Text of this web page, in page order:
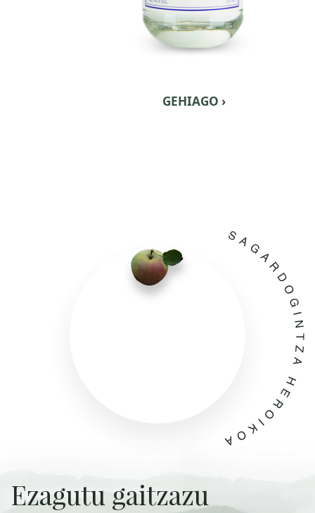
GEHIAGO ›
Ezagutu gaitzazu